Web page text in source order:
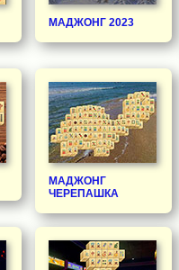
МАДЖОНГ 2023
МАДЖОНГ
ЧЕРЕПАШКА